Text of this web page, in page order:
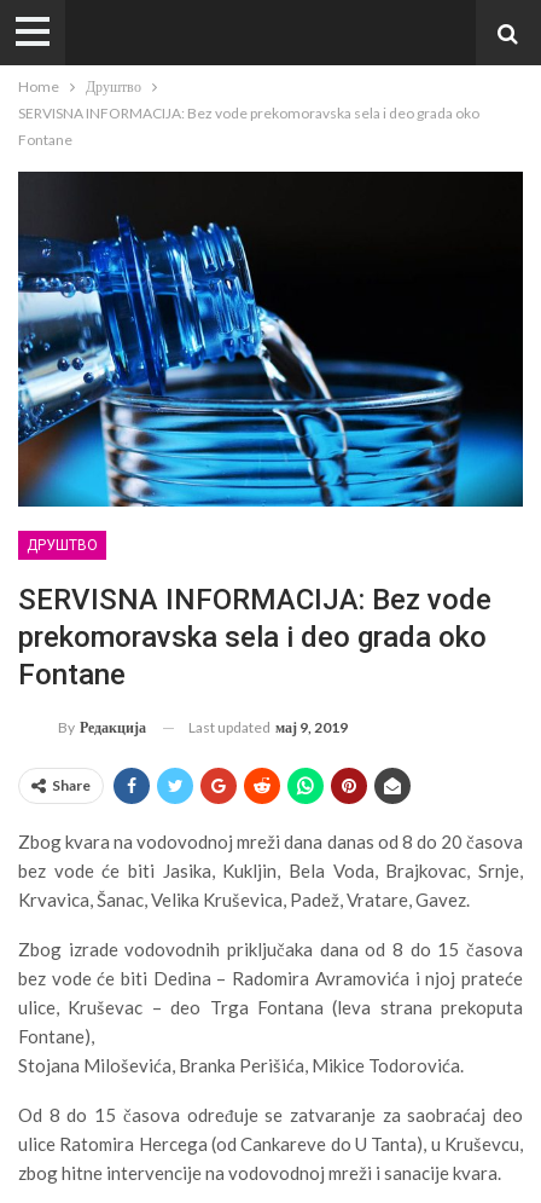
Home
Друштво
SERVISNA INFORMACIJA: Bez vode prekomoravska sela i deo grada oko
Fontane
ДРУШТВО
SERVISNA INFORMACIJA: Bez vode
prekomoravska sela i deo grada oko
Fontane
By Редакција Last updated мај 9, 2019
Share
Zbog kvara na vodovodnoj mreži dana danas od 8 do 20 časova
bez vode će biti Jasika, Kukljin, Bela Voda, Brajkovac, Srnje,
Krvavica, Šanac, Velika Kruševica, Padež, Vratare, Gavez.
Zbog izrade vodovodnih priključaka dana od 8 do 15 časova
bez vode će biti Dedina – Radomira Avramovića i njoj prateće
ulice, Kruševac – deo Trga Fontana (leva strana prekoputa
Fontane),
Stojana Miloševića, Branka Perišića, Mikice Todorovića.
Od 8 do 15 časova određuje se zatvaranje za saobraćaj deo
ulice Ratomira Hercega (od Cankareve do U Tanta), u Kruševcu,
zbog hitne intervencije na vodovodnoj mreži i sanacije kvara.